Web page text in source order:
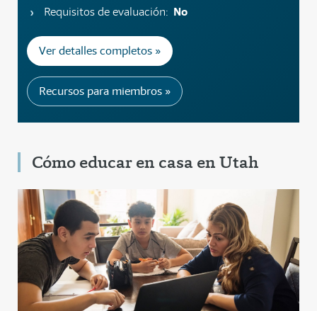
Requisitos de evaluación: No
Ver detalles completos »
Recursos para miembros »
Cómo educar en casa en Utah